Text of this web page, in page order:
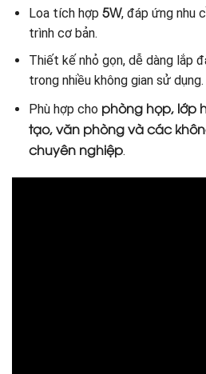
Loa tích hợp 5W, đáp ứng nhu
trình cơ bản.
Thiết kế nhỏ gọn, dễ dàng lắp
trong nhiều không gian sử dụng.
Phù hợp cho phòng họp, lớp
tạo, văn phòng và các
chuyên nghiệp.